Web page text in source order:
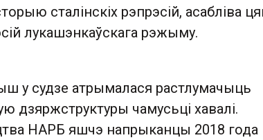
сталінскіх рэпрэсій, асабліва
лукашэнкаўскага рэжыму.
у судзе атрымалася растлумачыць
дзяржструктуры чамусьці хавалі.
НАРБ яшчэ напрыканцы 2018 года